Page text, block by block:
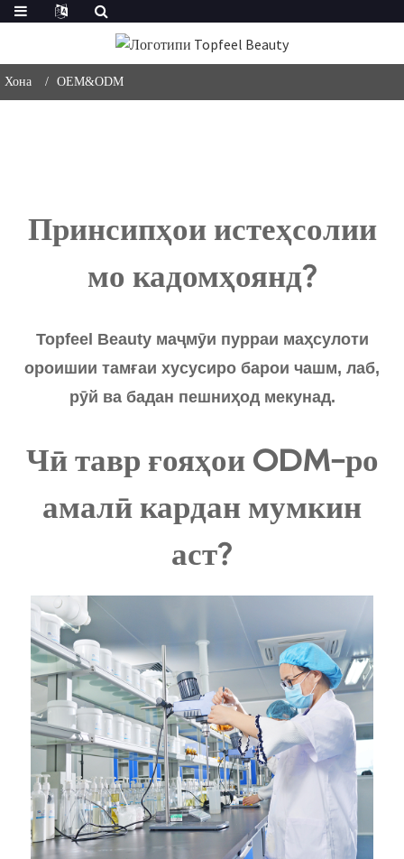
Хона OEM&ODM
Принсипҳои истеҳсолии
мо кадомҳоянд?
Topfeel Beauty маҷмӯи пурраи маҳсулоти
ороишии тамғаи хусусиро барои чашм, лаб,
рӯй ва бадан пешниҳод мекунад.
Чӣ тавр ғояҳои ODM-ро
амалӣ кардан мумкин
аст?